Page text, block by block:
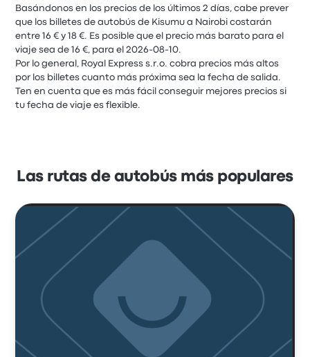
Basándonos en los precios de los últimos 2 días, cabe prever
que los billetes de autobús de Kisumu a Nairobi costarán
entre 16 € y 18 €. Es posible que el precio más barato para el
viaje sea de 16 €, para el 2026-08-10.
Por lo general, Royal Express s.r.o. cobra precios más altos
por los billetes cuanto más próxima sea la fecha de salida.
Ten en cuenta que es más fácil conseguir mejores precios si
tu fecha de viaje es flexible.
Las rutas de autobús más populares